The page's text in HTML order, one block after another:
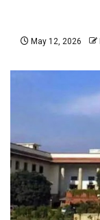
May 12, 2026